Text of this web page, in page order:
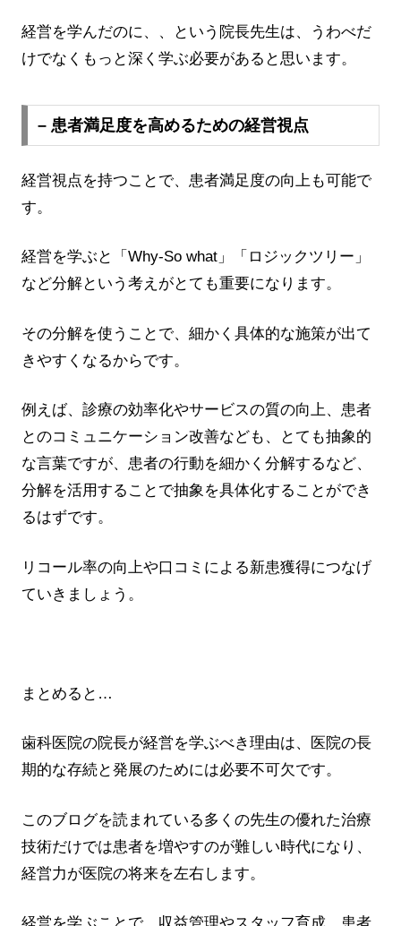
経営を学んだのに、、という院長先生は、うわべだ
けでなくもっと深く学ぶ必要があると思います。
– 患者満足度を高めるための経営視点
経営視点を持つことで、患者満足度の向上も可能で
す。
経営を学ぶと「Why-So what」「ロジックツリー」
など分解という考えがとても重要になります。
その分解を使うことで、細かく具体的な施策が出て
きやすくなるからです。
例えば、診療の効率化やサービスの質の向上、患者
とのコミュニケーション改善なども、とても抽象的
な言葉ですが、患者の行動を細かく分解するなど、
分解を活用することで抽象を具体化することができ
るはずです。
リコール率の向上や口コミによる新患獲得につなげ
ていきましょう。
まとめると…
歯科医院の院長が経営を学ぶべき理由は、医院の長
期的な存続と発展のためには必要不可欠です。
このブログを読まれている多くの先生の優れた治療
技術だけでは患者を増やすのが難しい時代になり、
経営力が医院の将来を左右します。